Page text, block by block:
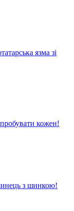
язма зі
кожен!
з шинкою!